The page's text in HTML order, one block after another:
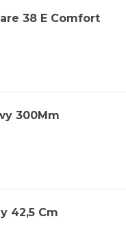
38 E Comfort
300Mm
42,5 Cm